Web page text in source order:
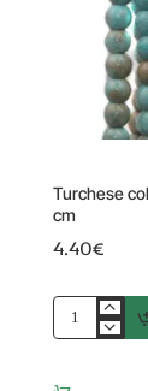
Turchese
cm
4.40€
Turchese
colorato
liscio